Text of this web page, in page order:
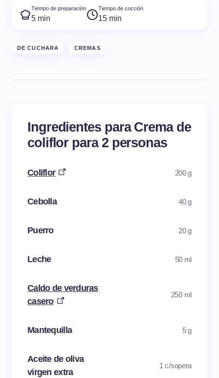
Tiempo de preparación
5 min
Tiempo de cocción
15 min
DE CUCHARA CREMAS
Ingredientes para Crema de
coliflor para 2 personas
Coliflor 200 g
Cebolla 40 g
Puerro 20 g
Leche 50 ml
Caldo de verduras
casero
250 ml
Mantequilla 5 g
Aceite de oliva
virgen extra
1 c/sopera